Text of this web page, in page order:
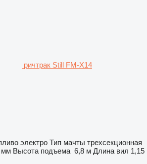
ричтрак Still FM-X14
электро Тип мачты трехсекционная
мм Высота подъема 6,8 м Длина вил 1,15